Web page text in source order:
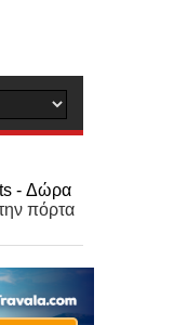
- Δώρα
πόρτα